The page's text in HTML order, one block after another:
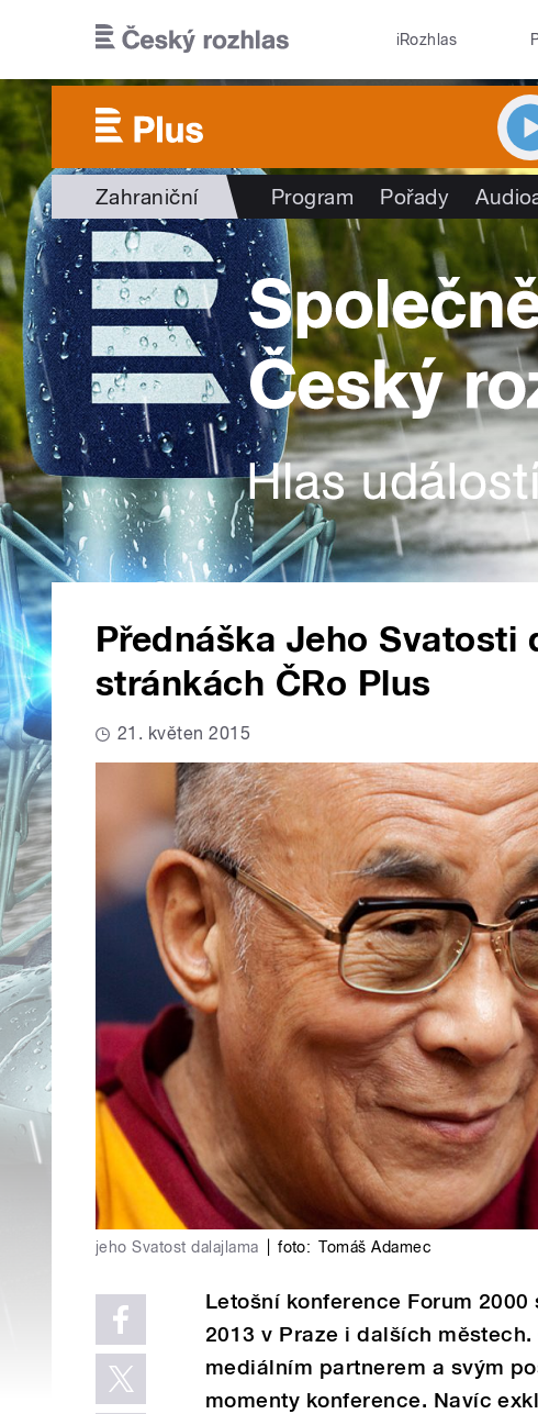
iRozhlas
Zahraniční Program Pořady
Přednáška Jeho Svatosti
stránkách ČRo Plus
21. květen 2015
jeho Svatost dalajlama foto: Tomáš Adamec
Letošní konference Forum
2013 v Praze i dalších
mediálním partnerem a svým
momenty konference. Navíc